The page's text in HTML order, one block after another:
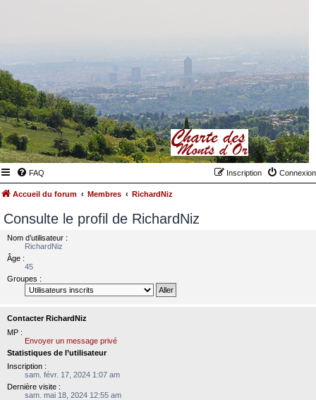
FAQ Connexion
Inscription
Accueil du forum Membres RichardNiz
Consulte le profil de RichardNiz
Nom d’utilisateur :
RichardNiz
Âge :
45
Groupes :
Contacter RichardNiz
MP :
Envoyer un message privé
Statistiques de l’utilisateur
Inscription :
sam. févr. 17, 2024 1:07 am
Dernière visite :
sam. mai 18, 2024 12:55 am